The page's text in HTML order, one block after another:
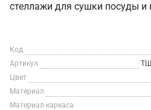
стеллажи для сушки посуды и
Код
Артикул
Цвет
Материал
Материал каркаса